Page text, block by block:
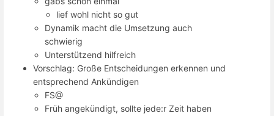
lief wohl nicht so gut
Dynamik macht die Umsetzung auch
schwierig
Unterstützend hilfreich
Vorschlag: Große Entscheidungen erkennen und
entsprechend Ankündigen
FS@
Früh angekündigt, sollte jede:r Zeit haben